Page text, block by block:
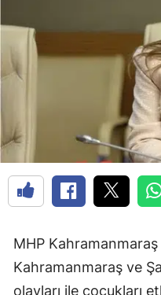
MHP
Kahramanmaraş ve
olayları ile çocukları